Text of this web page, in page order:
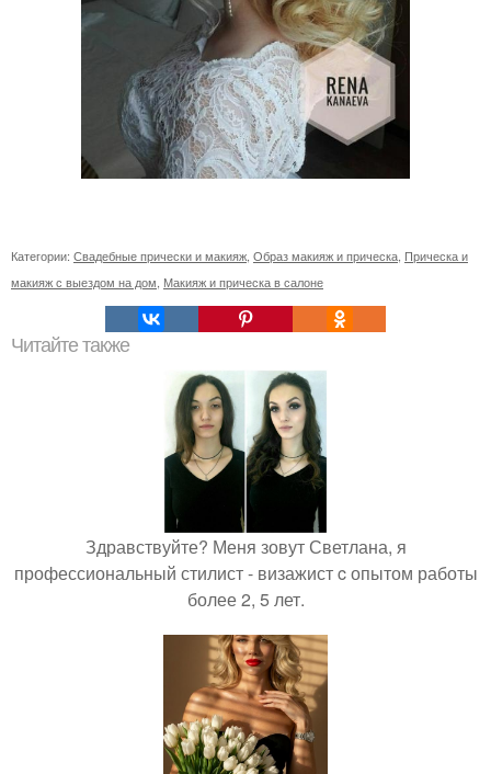
Категории: Свадебные прически и макияж Образ макияж и прическа Прическа и
макияж с выездом на дом Макияж и прическа в салоне
Читайте также
Здравствуйте? Меня зовут Светлана, я
профессиональный стилист - визажист c опытом работы
более 2, 5 лет.